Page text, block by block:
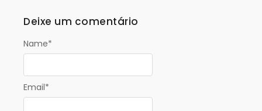
Deixe um comentário
Name*
Email*